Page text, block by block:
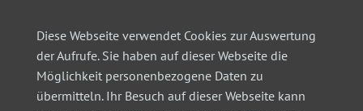
Diese Webseite verwendet Cookies zur Auswertung
der Aufrufe. Sie haben auf dieser Webseite die
Möglichkeit personenbezogene Daten zu
übermitteln. Ihr Besuch auf dieser Webseite kann
Login